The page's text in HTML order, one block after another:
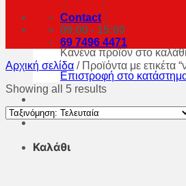
Κανένα προϊόν στο
Επιστροφή στο
Καλάθι
Contact
09:00 - 15:00
69 7496 4471
Αρχική σελίδα /Προϊόντα με ετικέτα
Showing all 5 results